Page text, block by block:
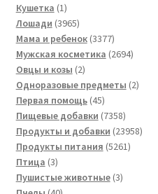
Кушетка 11
товар
Лошади 39653965
товаров
Мама и ребенок 33773377
товаров
Мужская косметика 26942694
Овцы и козы 22
товара
Одноразовые предметы 22
Первая помощь 4545
товаров
Пищевые добавки 73587358
товаров
Продукты и добавки 2395823958
Продукты питания 52615261
Птица 33
товара
Пушистые животные 33